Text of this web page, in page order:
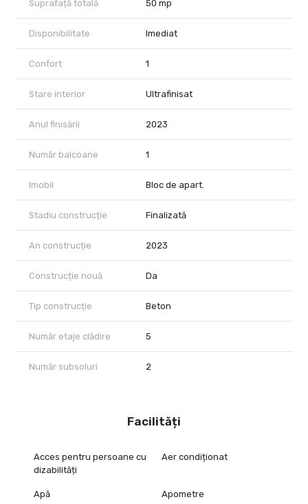
Suprafață totală 50 mp
Disponibilitate Imediat
Confort 1
Stare interior Ultrafinisat
Anul finisării 2023
Număr balcoane 1
Imobil Bloc de apart.
Stadiu construcție Finalizată
An construcție 2023
Construcție nouă Da
Tip construcție Beton
Număr etaje clădire 5
Număr subsoluri 2
Facilități
Acces pentru persoane cu
dizabilități
Aer condiționat
Apă Apometre